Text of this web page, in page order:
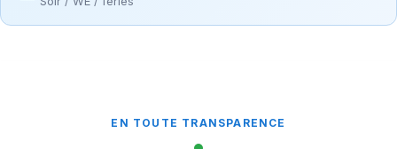
EN TOUTE TRANSPARENCE